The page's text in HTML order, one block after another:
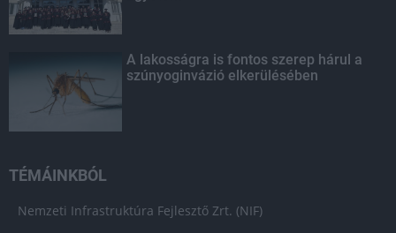
A lakosságra is fontos szerep hárul a
szúnyoginvázió elkerülésében
TÉMÁINKBÓL
Nemzeti Infrastruktúra Fejlesztő Zrt. (NIF)